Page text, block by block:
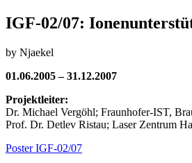
IGF-02/07:
by Njaekel
01.06.2005 – 31.12.2007
Projektleiter:
Dr. Michael Vergöhl; Fraunhofer-IST,
Prof. Dr. Detlev Ristau; Laser Zentrum
Poster IGF-02/07